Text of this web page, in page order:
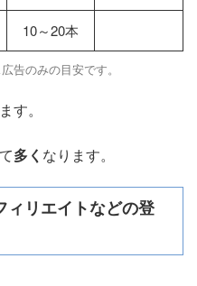
10～20本
告のみの目安です。
す。
多く なります。
ィリエイトなどの登